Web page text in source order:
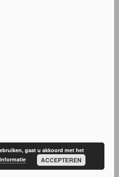
gaat u akkoord met het
ACCEPTEREN